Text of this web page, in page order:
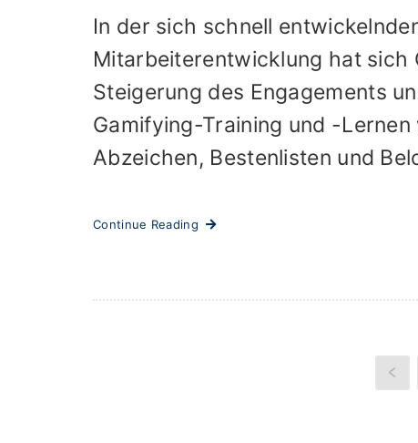
In der sich schnell
Mitarbeiterentwicklung hat sich
Steigerung des Engagements
Gamifying-Training und -
Abzeichen, Bestenlisten und
Continue Reading
<